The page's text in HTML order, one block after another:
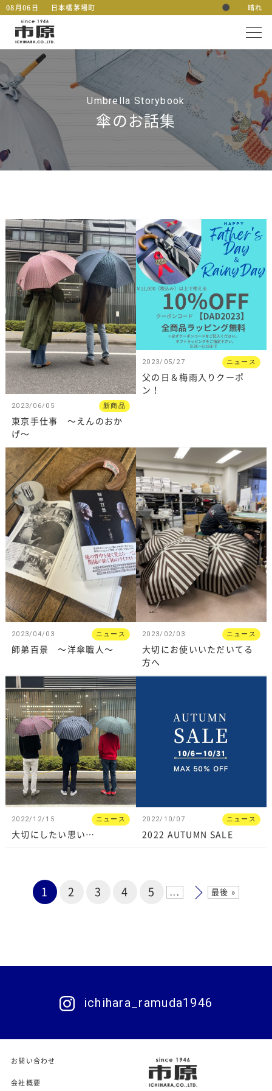
08月06日 日本橋茅場町 晴れ
Umbrella Storybook
傘のお話集
2023/06/05 新商品
東京手仕事 〜えんのおか
げ〜
2023/05/27 ニュース
父の日＆梅雨入りクーポ
ン！
2023/04/03 ニュース
師弟百景 〜洋傘職人〜
2023/02/03 ニュース
大切にお使いいただいてる
方へ
2022/12/15 ニュース
大切にしたい思い…
2022/10/07 ニュース
2022 AUTUMN SALE
1 2 3 4 5 最後 »
ichihara_ramuda1946
お問い合わせ
会社概要